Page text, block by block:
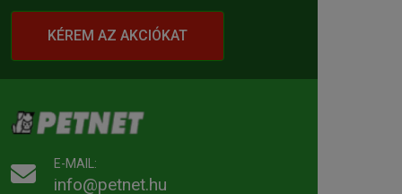
KÉREM AZ AKCIÓKAT
E-MAIL:
info@petnet.hu